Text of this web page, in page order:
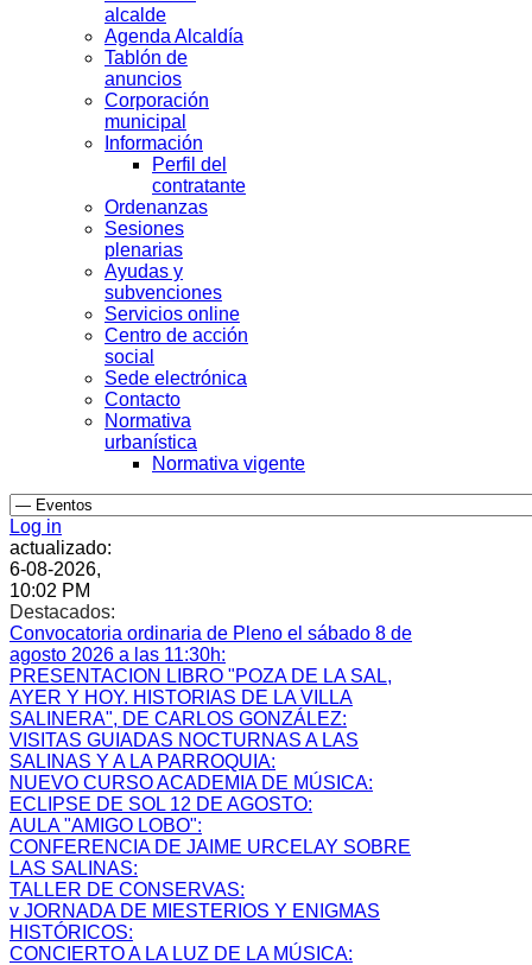
alcalde
Agenda Alcaldía
Tablón de
anuncios
Corporación
municipal
Información
Perfil del
contratante
Ordenanzas
Sesiones
plenarias
Ayudas y
subvenciones
Servicios online
Centro de acción
social
Sede electrónica
Contacto
Normativa
urbanística
Normativa vigente
Log in
actualizado:
6-08-2026,
10:02 PM
Destacados:
Convocatoria ordinaria de Pleno el sábado 8 de
agosto 2026 a las 11:30h:
PRESENTACION LIBRO "POZA DE LA SAL,
AYER Y HOY. HISTORIAS DE LA VILLA
SALINERA", DE CARLOS GONZÁLEZ:
VISITAS GUIADAS NOCTURNAS A LAS
SALINAS Y A LA PARROQUIA:
NUEVO CURSO ACADEMIA DE MÚSICA:
ECLIPSE DE SOL 12 DE AGOSTO:
AULA "AMIGO LOBO":
CONFERENCIA DE JAIME URCELAY SOBRE
LAS SALINAS:
TALLER DE CONSERVAS:
v JORNADA DE MIESTERIOS Y ENIGMAS
HISTÓRICOS:
CONCIERTO A LA LUZ DE LA MÚSICA: